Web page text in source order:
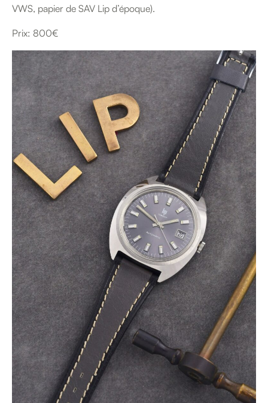
VWS, papier de SAV Lip d’époque).
Prix: 800€